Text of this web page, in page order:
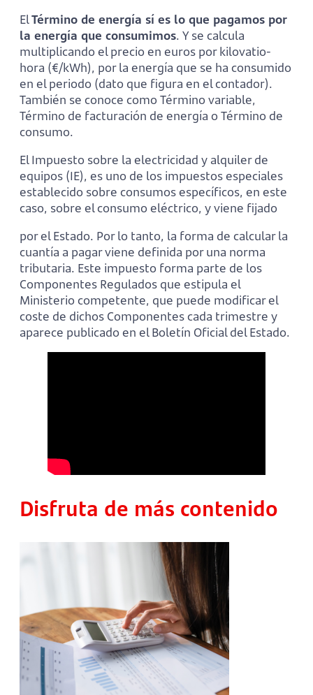
ElTérmino de energía sí es lo que pagamos por
la energía que consumimos. Y se calcula
multiplicando el precio en euros por kilovatio-
hora (€/kWh), por la energía que se ha consumido
en el periodo (dato que figura en el contador).
También se conoce como Término variable,
Término de facturación de energía o Término de
consumo.
El Impuesto sobre la electricidad y alquiler de
equipos (IE), es uno de los impuestos especiales
establecido sobre consumos específicos, en este
caso, sobre el consumo eléctrico, y viene fijado
por el Estado. Por lo tanto, la forma de calcular la
cuantía a pagar viene definida por una norma
tributaria. Este impuesto forma parte de los
Componentes Regulados que estipula el
Ministerio competente, que puede modificar el
coste de dichos Componentes cada trimestre y
aparece publicado en el Boletín Oficial del Estado.
Disfruta de más contenido